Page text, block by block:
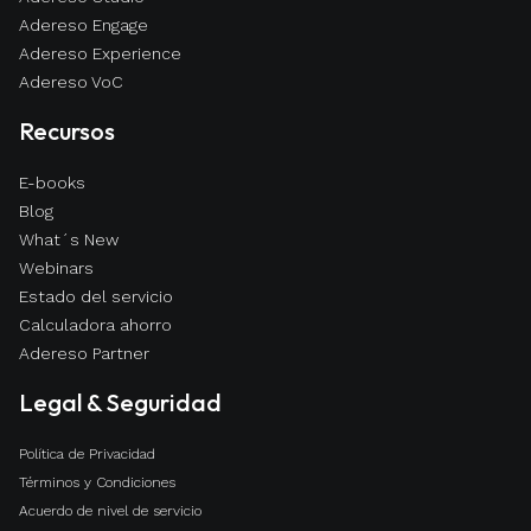
transaccionales, y centralizar todos tus
todo con el respaldo y soporte técnico directo
Adereso Engage
Adereso Experience
Adereso VoC
Recursos
E-books
Blog
What´s New
Webinars
Estado del servicio
Calculadora ahorro
Adereso Partner
Legal & Seguridad
Política de Privacidad
Términos y Condiciones
Acuerdo de nivel de servicio